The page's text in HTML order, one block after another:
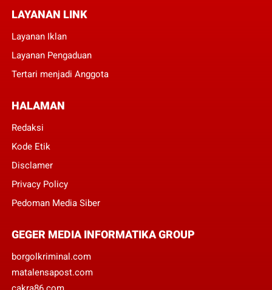
LAYANAN LINK
Layanan Iklan
Layanan Pengaduan
Tertari menjadi Anggota
HALAMAN
Redaksi
Kode Etik
Disclamer
Privacy Policy
Pedoman Media Siber
GEGER MEDIA INFORMATIKA GROUP
borgolkriminal.com
matalensapost.com